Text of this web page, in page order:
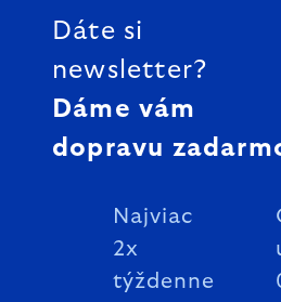
Dáte si
newsletter?
Dáme vám
dopravu
Najviac
2x
týždenne